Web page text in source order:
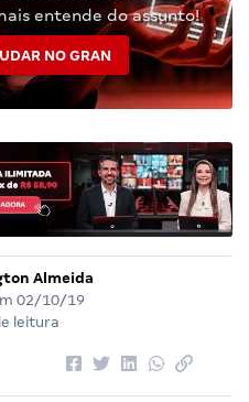
entende do assunto!
NO GRAN
Almeida
02/10/19
leitura